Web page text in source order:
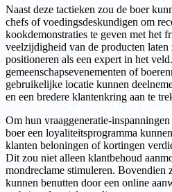
Naast deze tactieken zou de boer
chefs of voedingsdeskundigen om
kookdemonstraties te geven met het
veelzijdigheid van de producten laten
positioneren als een expert in het
gemeenschapsevenementen of
gebruikelijke locatie kunnen
en een bredere klantenkring aan te
Om hun vraaggeneratie-
boer een loyaliteitsprogramma
klanten beloningen of kortingen
Dit zou niet alleen klantbehoud
mondreclame stimuleren. Bovendien
kunnen benutten door een online